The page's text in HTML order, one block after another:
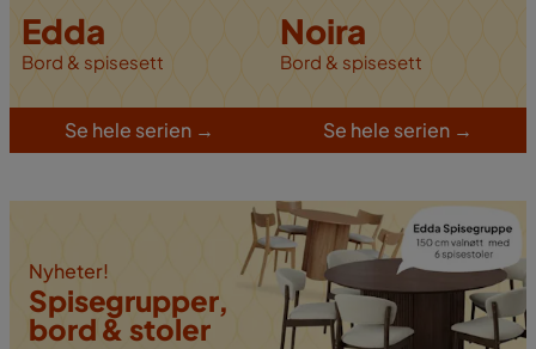
Edda
Bord & spisesett
Se hele serien→
Noira
Bord & spisesett
Se hele serien→
Nyheter!
Spisegrupper,
bord & stoler